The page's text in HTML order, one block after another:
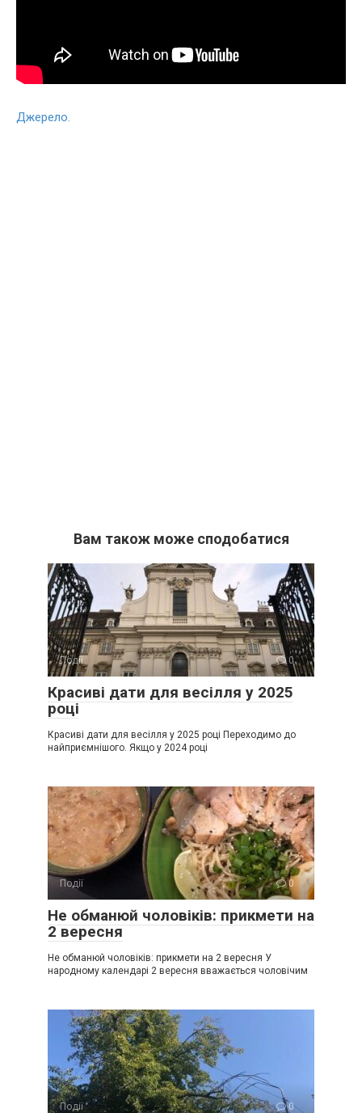
Джерело.
Вам також може сподобатися
Події 0
Красиві дати для весілля у 2025
році
Красиві дати для весілля у 2025 році Переходимо до
найприємнішого. Якщо у 2024 році
Події 0
Не обманюй чоловіків: прикмети на
2 вересня
Не обманюй чоловіків: прикмети на 2 вересня У
народному календарі 2 вересня вважається чоловічим
Події 0